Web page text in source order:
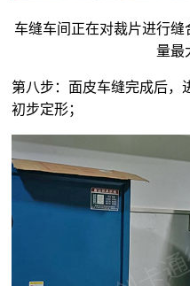
车缝车间正在对裁片进行
量最
第八步：面皮车缝完成后，
初步定形；